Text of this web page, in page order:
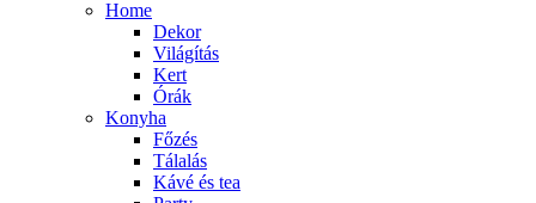
Home
Dekor
Világítás
Kert
Órák
Konyha
Főzés
Tálalás
Kávé és tea